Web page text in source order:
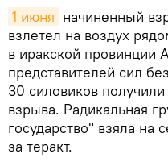
1 июня начиненный
взлетел на воздух
в иракской провинции
представителей сил
30 силовиков
взрыва. Радикальная
государство" взяла на
за теракт.